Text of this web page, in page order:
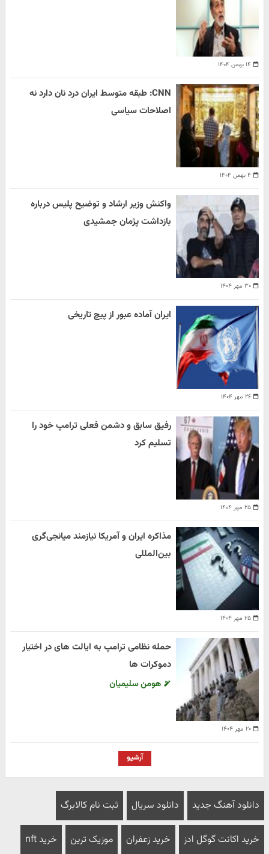
۱۴ بهمن ۱۴۰۴
۴ بهمن ۱۴۰۴
CNN: طبقه متوسط ایران درد نان دارد نه
اصلاحات سیاسی
۳۰ مهر ۱۴۰۴
واکنش وزیر ارشاد و توضیح پلیس درباره
بازداشت پژمان جمشیدی
۲۶ مهر ۱۴۰۴
ایران آماده عبور از پیچ تاریخی
۲۵ مهر ۱۴۰۴
رفیق سابق و دشمن فعلی ترامپ خود را
تسلیم کرد
۲۵ مهر ۱۴۰۴
مذاکره ایران و آمریکا نیازمند میانجی‌گری
بین‌المللی
۲۰ مهر ۱۴۰۴
حمله نظامی ترامپ به ایالت های در اختیار
دموکرات ها
هومن سلیمیان
آرشیو
دانلود آهنگ جدید دانلود سریال ثبت نام کالابرگ
خرید اکانت گوگل ادز خرید زعفران موزیک ترین خرید nft